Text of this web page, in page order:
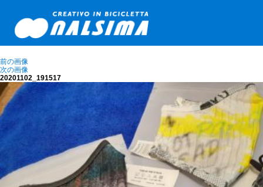
前の画像
次の画像
20201102_191517